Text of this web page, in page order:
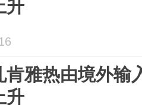
升
肯雅热由境外输
升